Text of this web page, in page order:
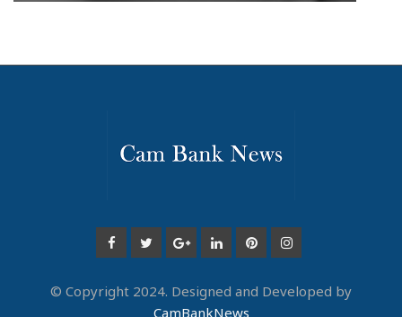
© Copyright 2024. Designed and Developed by
CamBankNews